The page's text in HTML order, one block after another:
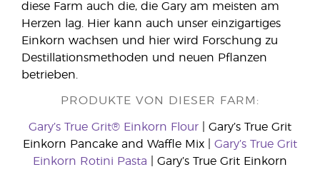
diese Farm auch die, die Gary am meisten am
Herzen lag. Hier kann auch unser einzigartiges
Einkorn wachsen und hier wird Forschung zu
Destillationsmethoden und neuen Pflanzen
betrieben.
PRODUKTE VON DIESER FARM:
Gary’s True Grit® Einkorn Flour | Gary’s True Grit
Einkorn Pancake and Waffle Mix |
Gary’s True Grit
Einkorn Rotini Pasta | Gary’s True Grit Einkorn